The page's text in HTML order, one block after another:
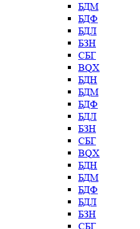
БДМ
БДФ
БДЛ
БЗН
СБГ
BQX
БДН
БДМ
БДФ
БДЛ
БЗН
СБГ
BQX
БДН
БДМ
БДФ
БДЛ
БЗН
СБГ